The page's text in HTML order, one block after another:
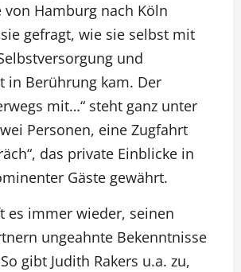
von Hamburg nach Köln
gefragt, wie sie selbst mit
und
in Berührung kam. Der
mit…“ steht ganz unter
Personen, eine Zugfahrt
das private Einblicke in
Gäste gewährt.
es immer wieder, seinen
ungeahnte Bekenntnisse
gibt Judith Rakers u.a. zu,